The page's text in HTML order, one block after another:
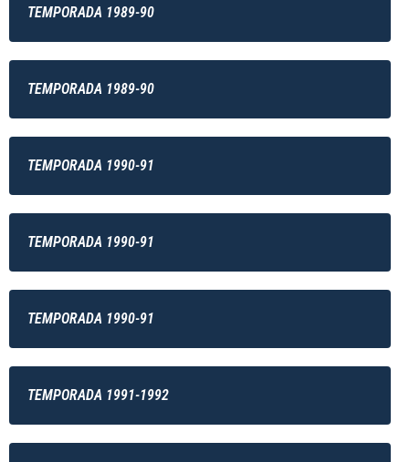
TEMPORADA 1989-90
TEMPORADA 1989-90
TEMPORADA 1990-91
TEMPORADA 1990-91
TEMPORADA 1990-91
TEMPORADA 1991-1992